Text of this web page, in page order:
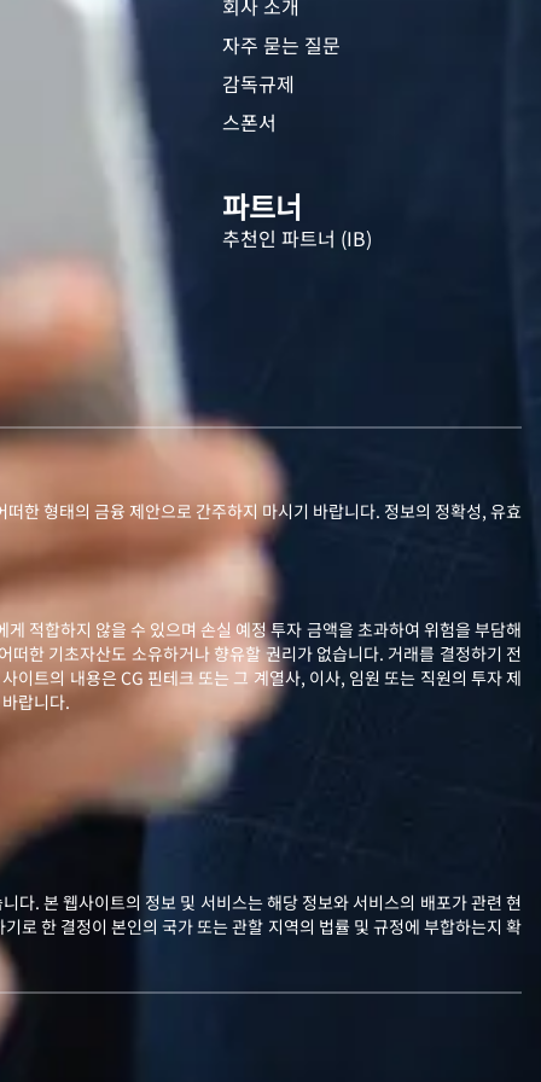
자주 묻는 질문
감독규제
스폰서
파트너
추천인 파트너 (IB)
한 형태의 금융 제안으로 간주하지 마시기 바랍니다. 정보의 정확성, 유효
적합하지 않을 수 있으며 손실 예정 투자 금액을 초과하여 위험을 부담해
한 기초자산도 소유하거나 향유할 권리가 없습니다. 거래를 결정하기 전
이트의 내용은 CG 핀테크 또는 그 계열사, 이사, 임원 또는 직원의 투자 제
랍니다.
다. 본 웹사이트의 정보 및 서비스는 해당 정보와 서비스의 배포가 관련 현
로 한 결정이 본인의 국가 또는 관할 지역의 법률 및 규정에 부합하는지 확